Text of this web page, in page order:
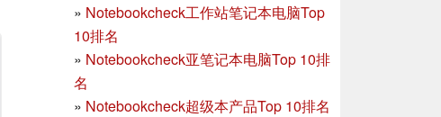
» Notebookcheck工作站笔记本电脑Top
10排名
» Notebookcheck亚笔记本电脑Top 10排
名
» Notebookcheck超级本产品Top 10排名